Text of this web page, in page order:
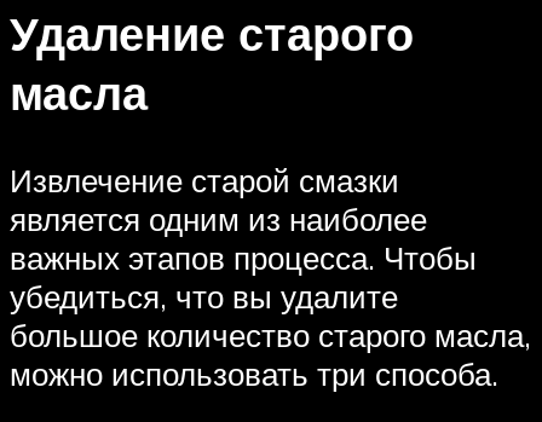
Удаление старого
масла
Извлечение старой смазки
является одним из наиболее
важных этапов процесса. Чтобы
убедиться, что вы удалите
большое количество старого масла,
можно использовать три способа.